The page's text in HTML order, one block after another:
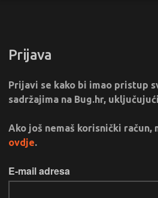
Prijava
Prijavi se kako bi imao pristup
sadržajima na Bug.hr,
Ako još nemaš korisnički račun,
ovdje.
E-mail adresa